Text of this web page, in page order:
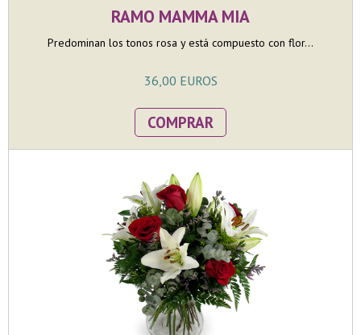
RAMO MAMMA MIA
Predominan los tonos rosa y está compuesto con flor...
36,00 EUROS
COMPRAR